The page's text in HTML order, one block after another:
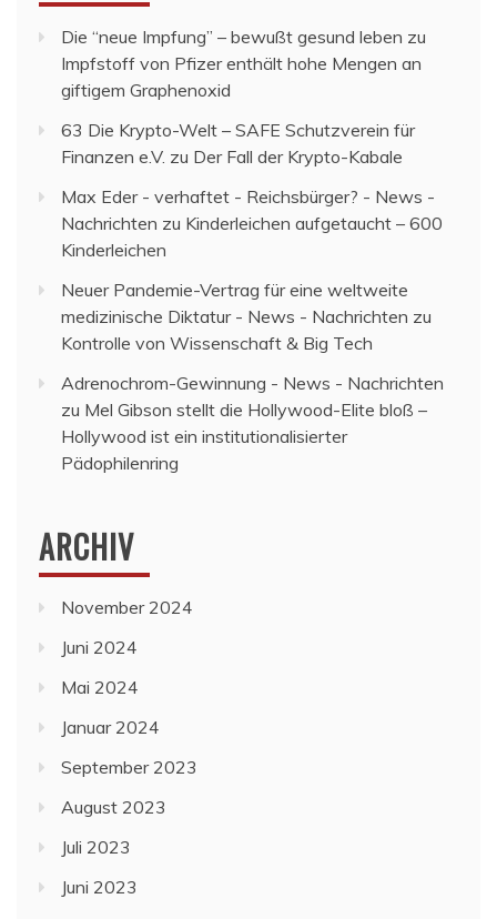
Die “neue Impfung” – bewußt gesund leben zu
Impfstoff von Pfizer enthält hohe Mengen an
giftigem Graphenoxid
63 Die Krypto-Welt – SAFE Schutzverein für
Finanzen e.V. zu Der Fall der Krypto-Kabale
Max Eder - verhaftet - Reichsbürger? - News -
Nachrichten zu Kinderleichen aufgetaucht – 600
Kinderleichen
Neuer Pandemie-Vertrag für eine weltweite
medizinische Diktatur - News - Nachrichten zu
Kontrolle von Wissenschaft & Big Tech
Adrenochrom-Gewinnung - News - Nachrichten
zu Mel Gibson stellt die Hollywood-Elite bloß –
Hollywood ist ein institutionalisierter
Pädophilenring
ARCHIV
November 2024
Juni 2024
Mai 2024
Januar 2024
September 2023
August 2023
Juli 2023
Juni 2023